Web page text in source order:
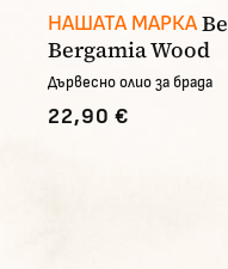
НАШАТА МАРКА
Bergamia Wood
Дървесно олио за брада
22,90 €